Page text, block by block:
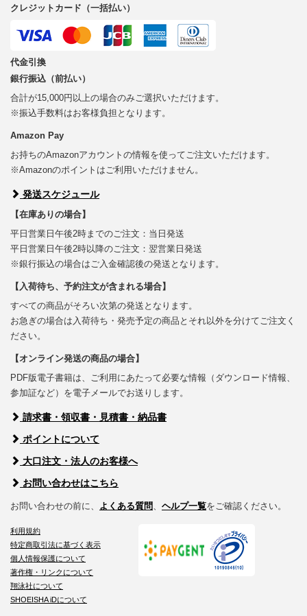
クレジットカード（一括払い）
代金引換
銀行振込（前払い）
合計が15,000円以上の場合のみご選択いただけます。
※振込手数料はお客様負担となります。
Amazon Pay
お持ちのAmazonアカウントの情報を使ってご注文いただけます。
※Amazonのポイントはご利用いただけません。
発送スケジュール
【在庫ありの場合】
平日営業日午後2時までのご注文：当日発送
平日営業日午後2時以降のご注文：翌営業日発送
※銀行振込の場合はご入金確認後の発送となります。
【入荷待ち、予約注文が含まれる場合】
すべての商品がそろい次第の発送となります。
お急ぎの場合は入荷待ち・発売予定の商品とそれ以外を分けてご注文く
ださい。
【オンライン発送の商品の場合】
PDF版電子書籍は、ご利用にあたって必要な情報（ダウンロード情報、
参加証など）を電子メールでお送りします。
請求書・領収書・見積書・納品書
ポイントについて
大口注文・法人のお客様へ
お問い合わせはこちら
お問い合わせの前に、 よくある質問 ヘルプ一覧をご確認ください。
利用規約
特定商取引法に基づく表示
個人情報保護について
著作権・リンクについて
翔泳社について
SHOEISHA iDについて